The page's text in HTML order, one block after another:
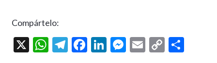
Compártelo:
X
W T
F
Li M E
C